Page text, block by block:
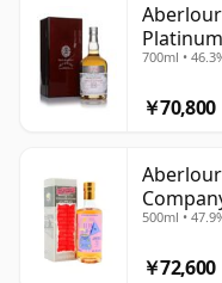
700ml •
￥70,800
500ml •
￥72,600